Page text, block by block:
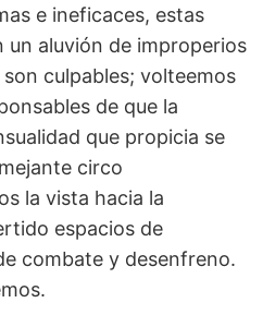
e ineficaces, estas
un aluvión de improperios
culpables; volteemos
de que la
que propicia se
circo
la vista hacia la
espacios de
combate y desenfreno.